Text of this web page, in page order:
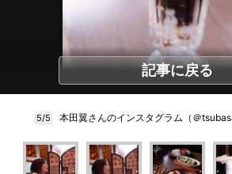
記事に戻る
5/5 本田翼さんのインスタグラム（＠